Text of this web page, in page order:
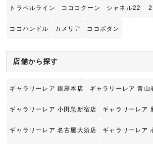
トラベルライン コココクーン シャネル22
ココハンドル カメリア ココボタン
店舗から探す
ギャラリーレア 銀座本店 ギャラリーレア 青山
ギャラリーレア 小田急新宿店 ギャラリーレア
ギャラリーレア 名古屋大須店 ギャラリーレア